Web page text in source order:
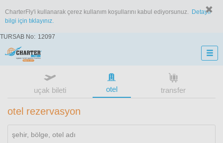
CharterFly'i kullanarak çerez kullanım koşullarını kabul ediyorsunuz.
Detaylı
bilgi için tıklayınız.
TURSAB No: 12097
uçak bileti otel transfer
otel rezervasyon